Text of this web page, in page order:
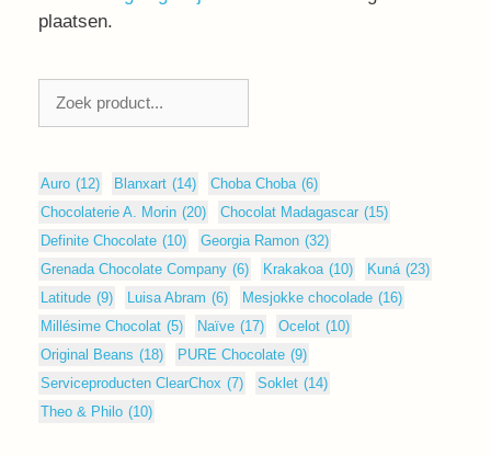
plaatsen.
Auro (12) Blanxart (14) Choba Choba (6)
Chocolaterie A. Morin (20) Chocolat Madagascar (15)
Definite Chocolate (10) Georgia Ramon (32)
Grenada Chocolate Company (6) Krakakoa (10) Kuná (23)
Latitude (9) Luisa Abram (6) Mesjokke chocolade (16)
Millésime Chocolat (5) Naïve (17) Ocelot (10)
Original Beans (18) PURE Chocolate (9)
Serviceproducten ClearChox (7) Soklet (14)
Theo & Philo (10)